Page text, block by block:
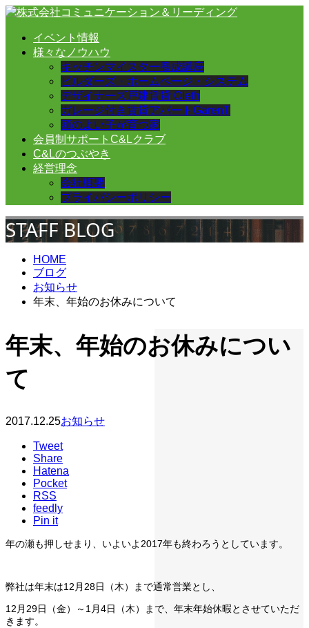
イベント情報
様々なノウハウ
キッチンマイスター養成講座
ビルダーズ・ホームページ・システム
デザイナーズ戸建賃貸 Oleth
ガレージ付き賃貸アパートGarenT
頭のよい子が育つ家
会員制サポートC&Lクラブ
C&Lのつぶやき
経営理念
会社概要
プライバシーポリシー
STAFF BLOG
HOME
ブログ
お知らせ
年末、年始のお休みについて
年末、年始のお休みについ
て
2017.12.25お知らせ
Tweet
Share
Hatena
Pocket
RSS
feedly
Pin it
年の瀬も押しせまり、いよいよ2017年も終わろうとしています。
弊社は年末は12月28日（木）まで通常営業とし、
12月29日（金）～1月4日（木）まで、年末年始休暇とさせていただ
きます。